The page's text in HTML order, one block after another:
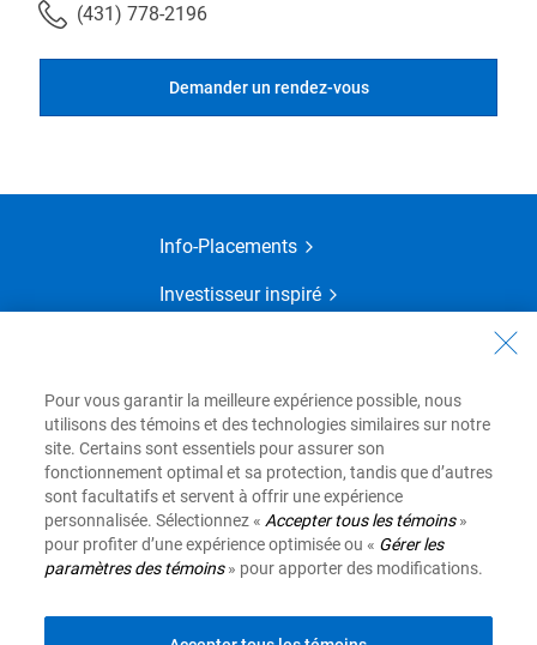
(431) 778-2196
Demander un rendez-vous
Info-Placements
Investisseur inspiré
MonConseiller
Afficher le déni de responsabilité
Site Web de la Banque Royale du Canada, © 1995-2026
Conditions d'utilisation
Accessibilité
Pour vous garantir la meilleure expérience possible, nous
utilisons des témoins et des technologies similaires sur notre
site. Certains sont essentiels pour assurer son
fonctionnement optimal et sa protection, tandis que d’autres
sont facultatifs et servent à offrir une expérience
personnalisée. Sélectionnez « Accepter tous les témoins»
pour profiter d’une expérience optimisée ou « Gérer les
paramètres des témoins» pour apporter des modifications.